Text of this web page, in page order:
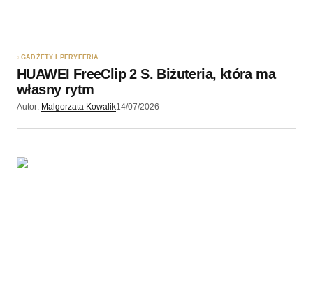
GADŻETY I PERYFERIA
HUAWEI FreeClip 2 S. Biżuteria, która ma
własny rytm
Autor: Malgorzata Kowalik14/07/2026